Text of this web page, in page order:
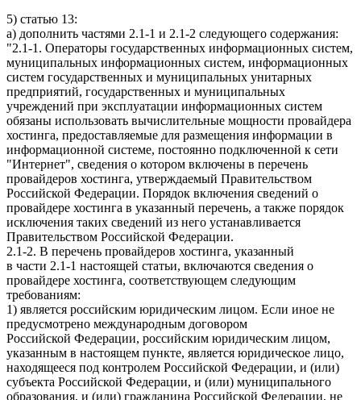
5) статью 13:
а) дополнить частями 2.1-1 и 2.1-2 следующего содержания:
"2.1-1. Операторы государственных информационных систем,
муниципальных информационных систем, информационных
систем государственных и муниципальных унитарных
предприятий, государственных и муниципальных
учреждений при эксплуатации информационных систем
обязаны использовать вычислительные мощности провайдера
хостинга, предоставляемые для размещения информации в
информационной системе, постоянно подключенной к сети
"Интернет", сведения о котором включены в перечень
провайдеров хостинга, утверждаемый Правительством
Российской Федерации. Порядок включения сведений о
провайдере хостинга в указанный перечень, а также порядок
исключения таких сведений из него устанавливается
Правительством Российской Федерации.
2.1-2. В перечень провайдеров хостинга, указанный
в части 2.1-1 настоящей статьи, включаются сведения о
провайдере хостинга, соответствующем следующим
требованиям:
1) является российским юридическим лицом. Если иное не
предусмотрено международным договором
Российской Федерации, российским юридическим лицом,
указанным в настоящем пункте, является юридическое лицо,
находящееся под контролем Российской Федерации, и (или)
субъекта Российской Федерации, и (или) муниципального
образования, и (или) гражданина Российской Федерации, не